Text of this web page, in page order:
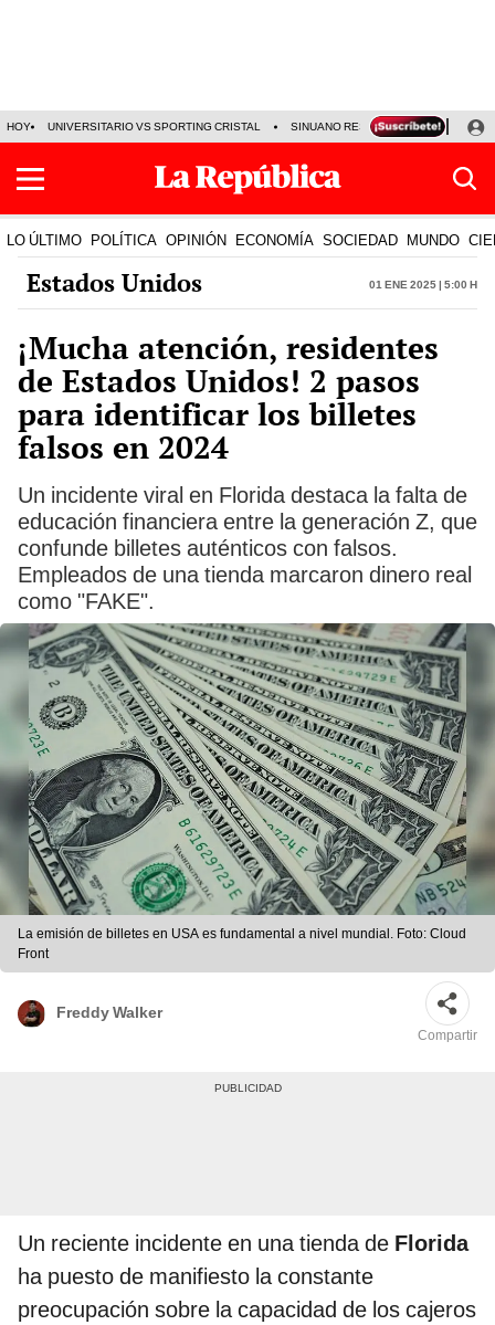
HOY UNIVERSITARIO VS SPORTING CRISTAL SINUANO RESULTADOS HOY
LO ÚLTIMO POLÍTICA OPINIÓN ECONOMÍA SOCIEDAD MUNDO
Estados Unidos 01 Ene 2025 | 5:00 h
¡Mucha atención, residentes
de Estados Unidos! 2 pasos
para identificar los billetes
falsos en 2024
Un incidente viral en Florida destaca la falta de
educación financiera entre la generación Z, que
confunde billetes auténticos con falsos.
Empleados de una tienda marcaron dinero real
como "FAKE".
La emisión de billetes en USA es fundamental a nivel mundial. Foto: Cloud
Front
Freddy Walker
Compartir
Un reciente incidente en una tienda de Florida
ha puesto de manifiesto la constante
preocupación sobre la capacidad de los cajeros